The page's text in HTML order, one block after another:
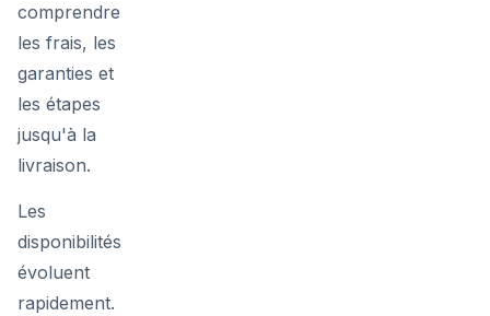
comprendre
les frais, les
garanties et
les étapes
jusqu'à la
livraison.
Les
disponibilités
évoluent
rapidement.